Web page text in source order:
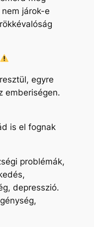
járok-e
egyre
emberiségen.
is el fognak
problémák,
depresszió.